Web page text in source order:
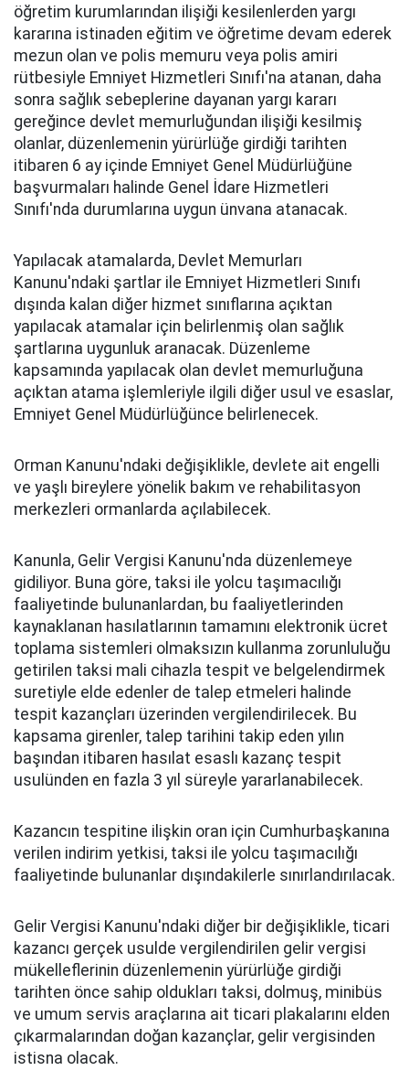
öğretim kurumlarından ilişiği kesilenlerden yargı
kararına istinaden eğitim ve öğretime devam ederek
mezun olan ve polis memuru veya polis amiri
rütbesiyle Emniyet Hizmetleri Sınıfı'na atanan, daha
sonra sağlık sebeplerine dayanan yargı kararı
gereğince devlet memurluğundan ilişiği kesilmiş
olanlar, düzenlemenin yürürlüğe girdiği tarihten
itibaren 6 ay içinde Emniyet Genel Müdürlüğüne
başvurmaları halinde Genel İdare Hizmetleri
Sınıfı'nda durumlarına uygun ünvana atanacak.
Yapılacak atamalarda, Devlet Memurları
Kanunu'ndaki şartlar ile Emniyet Hizmetleri Sınıfı
dışında kalan diğer hizmet sınıflarına açıktan
yapılacak atamalar için belirlenmiş olan sağlık
şartlarına uygunluk aranacak. Düzenleme
kapsamında yapılacak olan devlet memurluğuna
açıktan atama işlemleriyle ilgili diğer usul ve esaslar,
Emniyet Genel Müdürlüğünce belirlenecek.
Orman Kanunu'ndaki değişiklikle, devlete ait engelli
ve yaşlı bireylere yönelik bakım ve rehabilitasyon
merkezleri ormanlarda açılabilecek.
Kanunla, Gelir Vergisi Kanunu'nda düzenlemeye
gidiliyor. Buna göre, taksi ile yolcu taşımacılığı
faaliyetinde bulunanlardan, bu faaliyetlerinden
kaynaklanan hasılatlarının tamamını elektronik ücret
toplama sistemleri olmaksızın kullanma zorunluluğu
getirilen taksi mali cihazla tespit ve belgelendirmek
suretiyle elde edenler de talep etmeleri halinde
tespit kazançları üzerinden vergilendirilecek. Bu
kapsama girenler, talep tarihini takip eden yılın
başından itibaren hasılat esaslı kazanç tespit
usulünden en fazla 3 yıl süreyle yararlanabilecek.
Kazancın tespitine ilişkin oran için Cumhurbaşkanına
verilen indirim yetkisi, taksi ile yolcu taşımacılığı
faaliyetinde bulunanlar dışındakilerle sınırlandırılacak.
Gelir Vergisi Kanunu'ndaki diğer bir değişiklikle, ticari
kazancı gerçek usulde vergilendirilen gelir vergisi
mükelleflerinin düzenlemenin yürürlüğe girdiği
tarihten önce sahip oldukları taksi, dolmuş, minibüs
ve umum servis araçlarına ait ticari plakalarını elden
çıkarmalarından doğan kazançlar, gelir vergisinden
istisna olacak.